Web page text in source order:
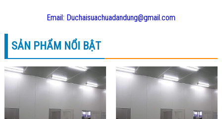
Email: Duchaisuachuadandung@gmail.com
SẢN PHẨM NỔI BẬT